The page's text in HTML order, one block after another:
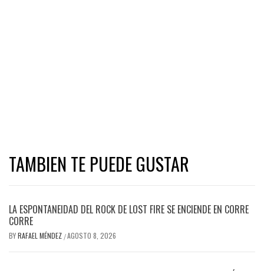
TAMBIEN TE PUEDE GUSTAR
LA ESPONTANEIDAD DEL ROCK DE LOST FIRE SE ENCIENDE EN CORRE
CORRE
BYRAFAEL MÉNDEZ /AGOSTO 8, 2026